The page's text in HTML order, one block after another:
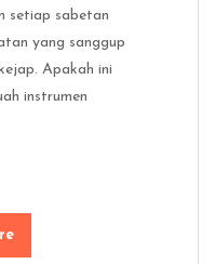
setiap sabetan
yang sanggup
Apakah ini
instrumen